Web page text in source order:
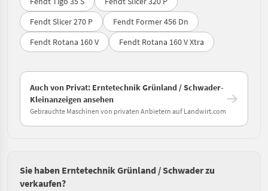
Fendt Slicer 270 P
Fendt Former 456 Dn
Fendt Rotana 160 V
Fendt Rotana 160 V Xtra
Auch von Privat: Erntetechnik Grünland / Schwader-
Kleinanzeigen ansehen
Gebrauchte Maschinen von privaten Anbietern auf Landwirt.com
Sie haben Erntetechnik Grünland / Schwader zu
verkaufen?